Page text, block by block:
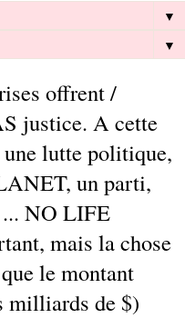
▼
▼
offrent /
justice. A cette
une lutte politique,
un parti,
NO LIFE
mais la chose
le montant
milliards de $)